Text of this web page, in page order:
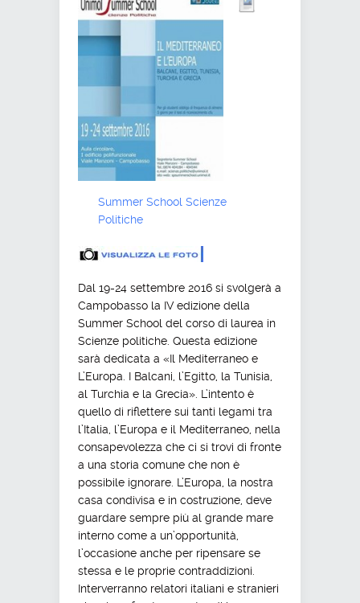
Summer School Scienze
Politiche
Dal 19-24 settembre 2016 si svolgerà a
Campobasso la IV edizione della
Summer School del corso di laurea in
Scienze politiche. Questa edizione
sarà dedicata a «Il Mediterraneo e
L’Europa. I Balcani, l’Egitto, la Tunisia,
al Turchia e la Grecia». L’intento è
quello di riflettere sui tanti legami tra
l’Italia, l’Europa e il Mediterraneo, nella
consapevolezza che ci si trovi di fronte
a una storia comune che non è
possibile ignorare. L’Europa, la nostra
casa condivisa e in costruzione, deve
guardare sempre più al grande mare
interno come a un’opportunità,
l’occasione anche per ripensare se
stessa e le proprie contraddizioni.
Interverranno relatori italiani e stranieri